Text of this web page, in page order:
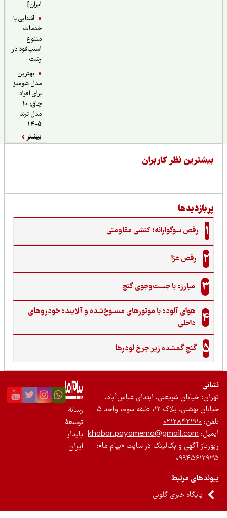
آشنایی با
خدمات
اسنپ‌فود در
بهترین
مدل شومیز
برای افراد
چاق؛ 10
مدل ترند
نظر کاربران
رقص سوگوارانه؛ کنشی مقاومتی
رقص عزا
مبارزه با جست‌وجوی گنج‌
هوای آلوده با موتورهای منسوخ‌شده و آلاینده خودروهای
داخلی
گنجِ گمشده زیر چرخ لودرها
خیابان شریعتی، ابتدای عباس‌آباد،
بهشتی، پلاک ۱۲، طبقه سوم، واحد ۵
۰۲۱۲۸۴۲۱۹۱۰
khabar.payamema@gmail.com
آگهی و بک‌لینک در سایت «پیام ما»:
مرتبط
پایگاه خبری گلونی
رسانۀ
توسعۀ
پایدار
ایران